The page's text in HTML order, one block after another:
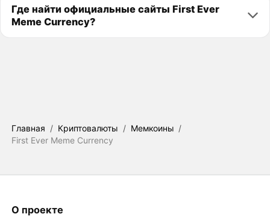
Где найти официальные сайты First Ever
Meme Currency?
Главная / Криптовалюты / Мемкоины /
First Ever Meme Currency
О проекте